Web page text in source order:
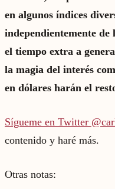
en algunos índices
independientemente de
el tiempo extra a
la magia del interés
en dólares harán el
Sígueme en Twitter
contenido y haré más.
Otras notas: